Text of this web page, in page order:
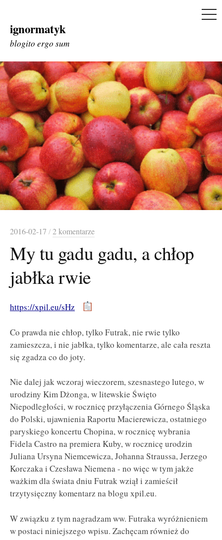
Skip
to
ignormatyk
blogito ergo sum
2016-02-17 /2 komentarze
My tu gadu gadu, a chłop
jabłka rwie
https://xpil.eu/sHz
Co prawda nie chłop, tylko Futrak, nie rwie tylko
zamieszcza, i nie jabłka, tylko komentarze, ale cała reszta
się zgadza co do joty.
Nie dalej jak wczoraj wieczorem, szesnastego lutego, w
urodziny Kim Dżonga, w litewskie Święto
Niepodległości, w rocznicę przyłączenia Górnego Śląska
do Polski, ujawnienia Raportu Macierewicza, ostatniego
paryskiego koncertu Chopina,w rocznicę wybrania
Fidela Castro na premiera Kuby, w rocznicę urodzin
Juliana Ursyna Niemcewicza, Johanna Straussa, Jerzego
Korczaka i Czesława Niemena - no więc w tym jakże
ważkim dla świata dniu Futrak wziął i zamieścił
trzytysięczny komentarz na blogu xpil.eu.
W związku z tym nagradzam ww. Futraka wyróżnieniem
w postaci niniejszego wpisu. Zachęcam również do